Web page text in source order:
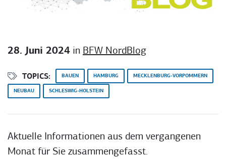
28. Juni 2024 in BFW NordBlog
TOPICS: BAUEN HAMBURG MECKLENBURG-VORPOMMERN
NEUBAU SCHLESWIG-HOLSTEIN
Aktuelle Informationen aus dem vergangenen
Monat für Sie zusammengefasst.